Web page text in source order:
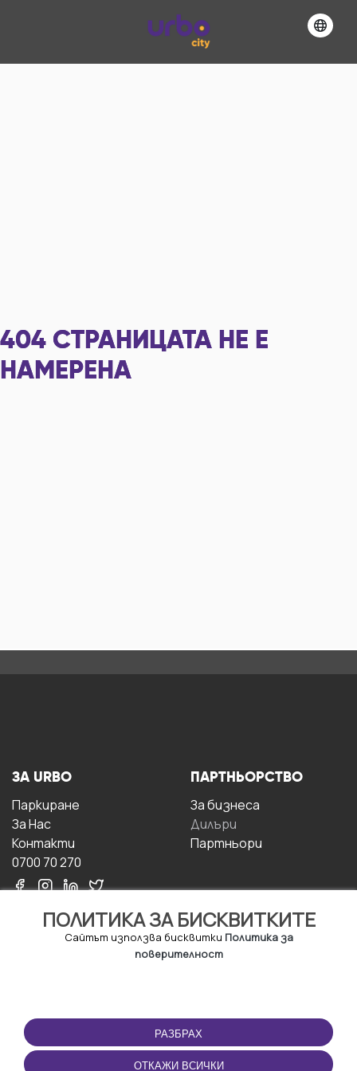
404 СТРАНИЦАТА НЕ Е
НАМЕРЕНА
ПОЛИТИКА ЗА БИСКВИТКИТЕ
Сайтът използва бисквитки Политика за
поверителност
РАЗБРАХ
ОТКАЖИ ВСИЧКИ
ЗА URBO
Паркиране
За Hас
Контакти
0700 70 270
ПАРТНЬОРСТВО
За бизнесa
Дилъри
Партньори
ПОЛЗВАНЕ
Правила и условия за
ползване
ПРИЛОЖЕНИЕТО